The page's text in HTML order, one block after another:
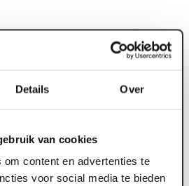
Details Over
van cookies
om content en advertenties te
voor social media te bieden
Isovlas bouwisolatie